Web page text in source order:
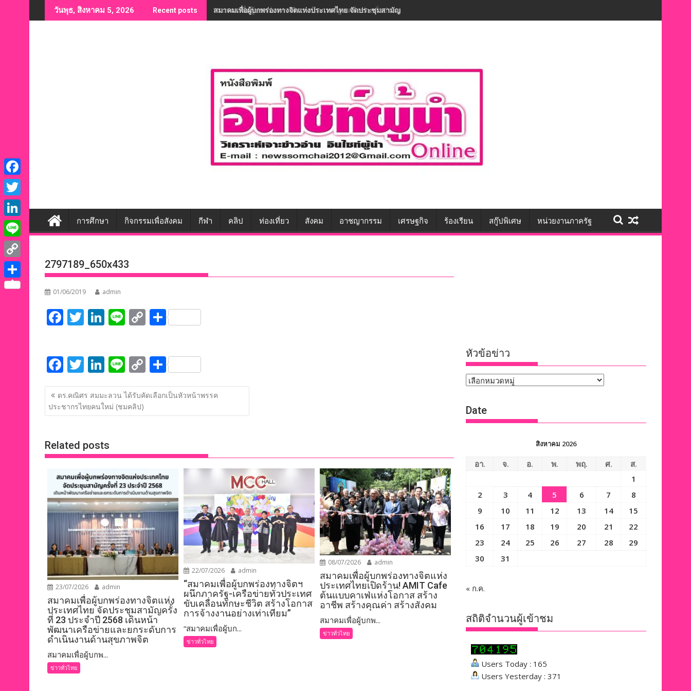
to
วันพุธ, สิงหาคม 5, 2026 Recent posts “สมาคมเพื่อผู้บกพร่องทางจิตฯ ผนึกภาครัฐ-เครือข่ายทั่วประเทศ ขับเคลื่อนทักษะชีวิต สร้างโอกาสการจ้างงานอย่างเท่าเทียม”
การศึกษา กิจกรรมเพื่อสังคม กีฬา คลิป ท่องเที่ยว สังคม อาชญากรรม เศรษฐกิจ ร้องเรียน สกู๊ปพิเศษ หน่วยงานภาครัฐ
2797189_650x433
01/06/2019 admin
F
ac
b
o
o
k
T
w
er
Li
n
e
dI
n
Li
n
C
o
y
Li
n
k
S
h
e
F
ac
e
b
o
k
T
w
itt
er
Li
n
k
e
n
Li
n
e
C
o
p
y
k
S
h
ar
e
แนะแนว
เรื่อง
ดร.คณิศร สมมะลวน ได้รับคัดเลือกเป็นหัวหน้าพรรค
ประชากรไทยคนใหม่ (ชมคลิป)
Related posts
23/07/2026 admin
สมาคมเพื่อผู้บกพร่องทางจิตแห่ง
ประเทศไทย จัดประชุมสามัญครั้ง
ที่ 23 ประจำปี 2568 เดินหน้า
พัฒนาเครือข่ายและยกระดับการ
ดำเนินงานด้านสุขภาพจิต
สมาคมเพื่อผู้บกพ...
ข่าวทั่วไทย
22/07/2026 admin
“สมาคมเพื่อผู้บกพร่องทางจิตฯ
ผนึกภาครัฐ-เครือข่ายทั่วประเทศ
ขับเคลื่อนทักษะชีวิต สร้างโอกาส
การจ้างงานอย่างเท่าเทียม”
“สมาคมเพื่อผู้บก...
ข่าวทั่วไทย
08/07/2026 admin
สมาคมเพื่อผู้บกพร่องทางจิตแห่ง
ประเทศไทยเปิดร้าน! AMIT Cafe
ต้นแบบคาเฟ่แห่งโอกาส สร้าง
อาชีพ สร้างคุณค่า สร้างสังคม
สมาคมเพื่อผู้บกพ...
ข่าวทั่วไทย
หัวข้อข่าว
หัวข้อ
Date
สิงหาคม 2026
อา. จ. อ. พ. พฤ. ศ.
ส.
1
2
3 4 5 6 7
8
9
10 11 12 13 14
15
16
17 18 19 20 21
22
23
24 25 26 27 28
29
30
31
« ก.ค.
สถิติจำนวนผู้เข้าชม
Users Today : 165
Users Yesterday : 371
F
a
c
e
b
o
o
T
w
i
t
e
L
i
n
k
e
L
i
n
C
o
S